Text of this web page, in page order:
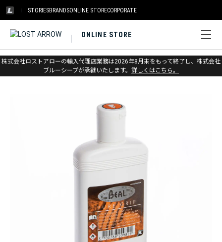
STORIESBRANDSONLINE STORECORPORATE
ONLINE STORE
株式会社ロストアローの輸入代理店業務は2026年8月末をもって終了し、株式会社
ブルーシープが承継いたします。 詳しくはこちら。
ホーム > ベアール > チョーク&チョークバッグ